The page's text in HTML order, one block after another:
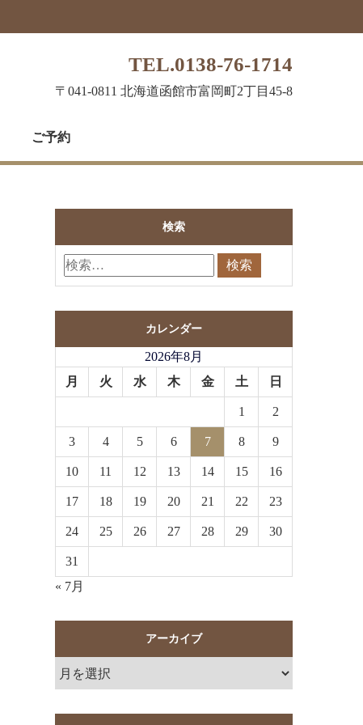
TEL.0138-76-1714
〒041-0811 北海道函館市富岡町2丁目45-8
ご予約
検索
カレンダー
2026年8月
月
火 水 木 金 土 日
1 2
3 4 5 6 7 8 9
10 11 12 13 14 15 16
17 18 19 20 21 22 23
24 25 26 27 28 29 30
31
« 7月
アーカイブ